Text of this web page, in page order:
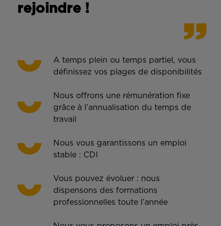
rejoindre !
A temps plein ou temps partiel, vous
définissez vos plages de disponibilités
Nous offrons une rémunération fixe
grâce à l’annualisation du temps de
travail
Nous vous garantissons un emploi
stable : CDI
Vous pouvez évoluer : nous
dispensons des formations
professionnelles toute l’année